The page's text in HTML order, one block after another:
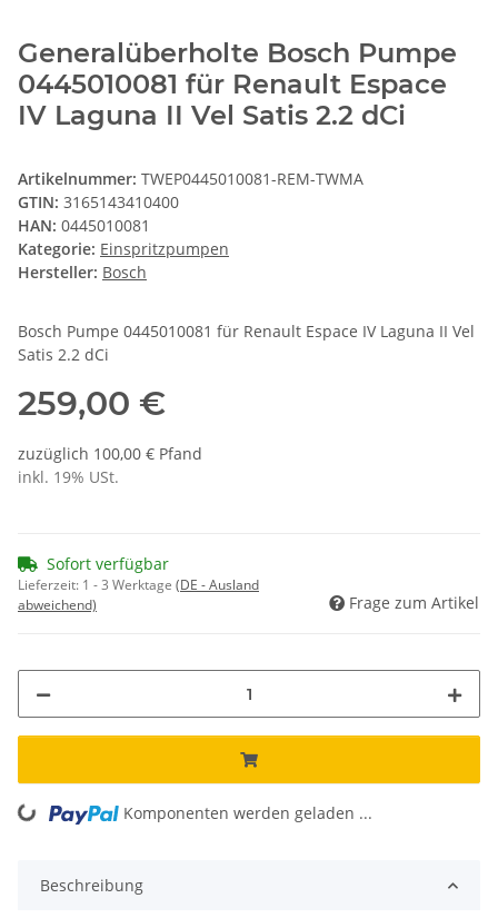
Generalüberholte Bosch Pumpe
0445010081 für Renault Espace
IV Laguna II Vel Satis 2.2 dCi
Artikelnummer: TWEP0445010081-REM-TWMA
GTIN: 3165143410400
HAN: 0445010081
Kategorie: Einspritzpumpen
Hersteller: Bosch
Bosch Pumpe 0445010081 für Renault Espace IV Laguna II Vel
Satis 2.2 dCi
259,00 €
zuzüglich 100,00 € Pfand
inkl. 19% USt.
Sofort verfügbar
Lieferzeit: 1 - 3 Werktage (DE - Ausland
abweichend)
Frage zum Artikel
Loading... Komponenten werden geladen ...
Beschreibung